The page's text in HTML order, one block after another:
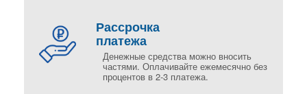
Рассрочка
платежа
Денежные средства можно вносить
частями. Оплачивайте ежемесячно без
процентов в 2-3 платежа.